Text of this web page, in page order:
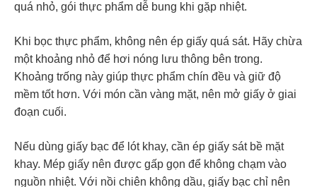
quá nhỏ, gói thực phẩm dễ bung khi gặp nhiệt.
Khi bọc thực phẩm, không nên ép giấy quá sát. Hãy chừa
một khoảng nhỏ để hơi nóng lưu thông bên trong.
Khoảng trống này giúp thực phẩm chín đều và giữ độ
mềm tốt hơn. Với món cần vàng mặt, nên mở giấy ở giai
đoạn cuối.
Nếu dùng giấy bạc để lót khay, cần ép giấy sát bề mặt
khay. Mép giấy nên được gấp gọn để không chạm vào
nguồn nhiệt. Với nồi chiên không dầu, giấy bạc chỉ nên